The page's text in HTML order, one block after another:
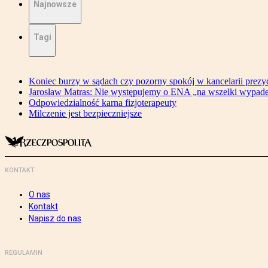
Najnowsze
Tagi
Koniec burzy w sądach czy pozorny spokój w kancelarii
Jarosław Matras: Nie występujemy o ENA „na wszelki
Odpowiedzialność karna fizjoterapeuty
Milczenie jest bezpieczniejsze
KONTAKT
O nas
Kontakt
Napisz do nas
REGULAMIN